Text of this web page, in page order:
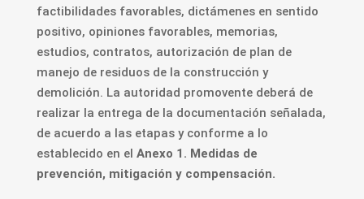
factibilidades favorables, dictámenes en sentido
positivo, opiniones favorables, memorias,
estudios, contratos, autorización de plan de
manejo de residuos de la construcción y
demolición. La autoridad promovente deberá de
realizar la entrega de la documentación señalada,
de acuerdo a las etapas y conforme a lo
establecido en el Anexo 1. Medidas de
prevención, mitigación y compensación.